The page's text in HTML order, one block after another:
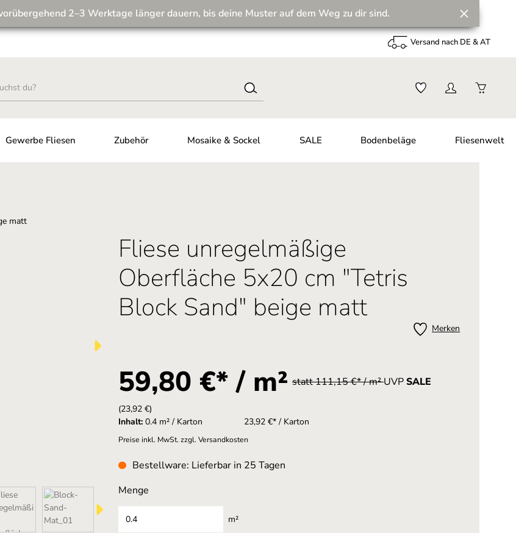
unseren Musterversand fit für die Zukunft! 💪
2–3 Werktage länger dauern, bis deine Muster auf dem Weg zu dir sind.
Versand nach DE & AT
Gewerbe Fliesen Zubehör Mosaike & Sockel SALE Bodenbeläge Fliesenwelt
Fliese unregelmäßige
Oberfläche 5x20 cm "Tetris
Block Sand" beige matt
Merken
59,80 €* / m² statt 111,15 €* / m²UVPSALE
(23,92 €)
Inhalt: 0.4 m² / Karton 23,92 €* / Karton
Preise inkl. MwSt. zzgl. Versandkosten
Bestellware: Lieferbar in 25 Tagen
Menge
m²